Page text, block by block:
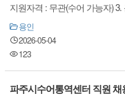
지원자격 : 무관(수어 가능자)
용인
2026-05-04
123
파주시수어통역센터 직원 채